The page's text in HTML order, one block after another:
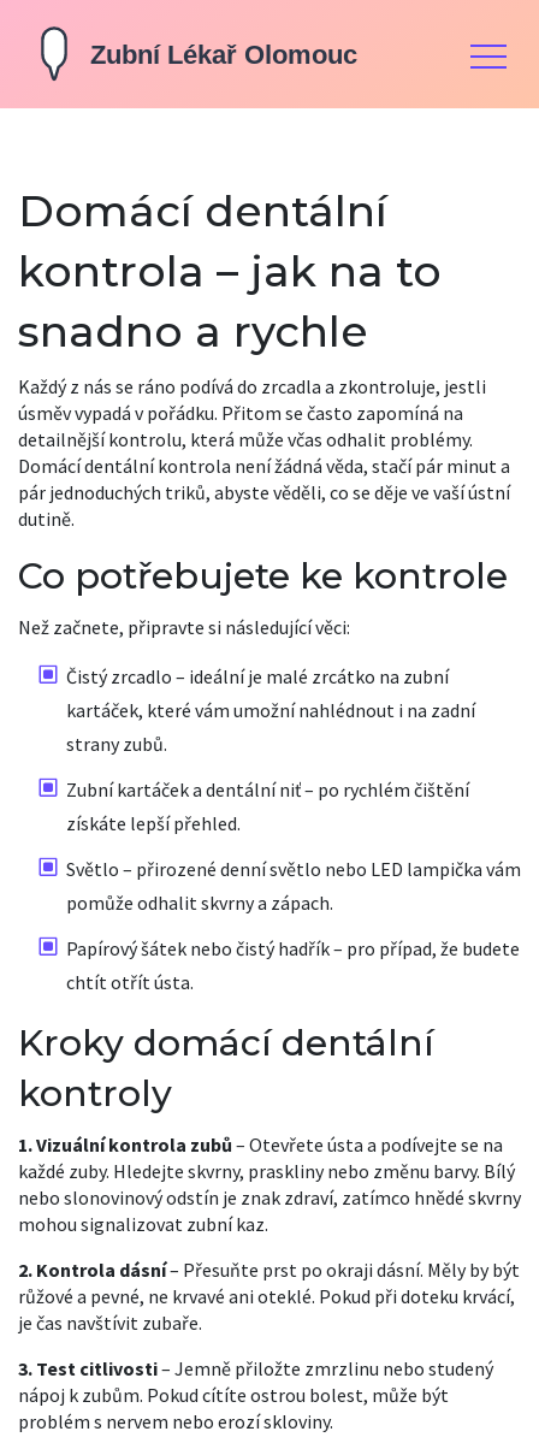
Domácí dentální
kontrola – jak na to
snadno a rychle
Každý z nás se ráno podívá do zrcadla a zkontroluje, jestli
úsměv vypadá v pořádku. Přitom se často zapomíná na
detailnější kontrolu, která může včas odhalit problémy.
Domácí dentální kontrola není žádná věda, stačí pár minut a
pár jednoduchých triků, abyste věděli, co se děje ve vaší ústní
dutině.
Co potřebujete ke kontrole
Než začnete, připravte si následující věci:
Čistý zrcadlo – ideální je malé zrcátko na zubní
kartáček, které vám umožní nahlédnout i na zadní
strany zubů.
Zubní kartáček a dentální niť – po rychlém čištění
získáte lepší přehled.
Světlo – přirozené denní světlo nebo LED lampička vám
pomůže odhalit skvrny a zápach.
Papírový šátek nebo čistý hadřík – pro případ, že budete
chtít otřít ústa.
Kroky domácí dentální
kontroly
1. Vizuální kontrola zubů – Otevřete ústa a podívejte se na
každé zuby. Hledejte skvrny, praskliny nebo změnu barvy. Bílý
nebo slonovinový odstín je znak zdraví, zatímco hnědé skvrny
mohou signalizovat zubní kaz.
2. Kontrola dásní– Přesuňte prst po okraji dásní. Měly by být
růžové a pevné, ne krvavé ani oteklé. Pokud při doteku krvácí,
je čas navštívit zubaře.
3. Test citlivosti– Jemně přiložte zmrzlinu nebo studený
nápoj k zubům. Pokud cítíte ostrou bolest, může být
problém s nervem nebo erozí skloviny.